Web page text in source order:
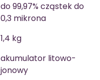
do 99,97% cząstek do
0,3 mikrona
1,4 kg
akumulator litowo-
jonowy